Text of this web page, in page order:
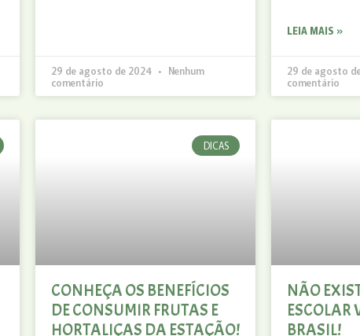
29 de agosto de 2024
Nenhum
comentário
LEIA MAIS »
29 de agosto
comentário
DICAS
CONHEÇA OS BENEFÍCIOS
DE CONSUMIR FRUTAS E
HORTALIÇAS DA ESTAÇÃO!
NÃO
ESCOLAR
BRASIL!